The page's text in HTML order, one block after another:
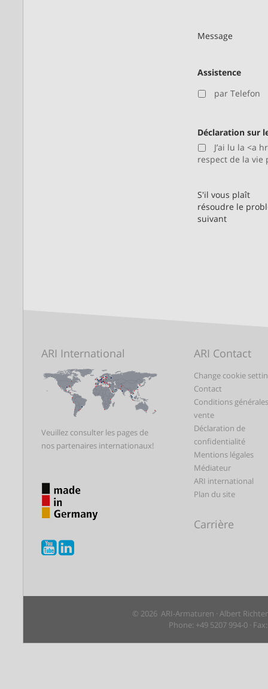
Message
Assistence
par Telefon
Déclaration sur
J’ai lu la <a
respect de la vie
S'il vous plaît
résoudre le
suivant
ARI International
Veuillez consulter les pages de
nos partenaires internationaux!
ARI Contact
Change cookie
Contact
Conditions
vente
Déclaration de
confidentialité
Mentions légales
Médiateur
ARI international
Plan du site
Carrière
© 2026 ARI-Armaturen · Albert
Phone: +49 5207 994-0 ·